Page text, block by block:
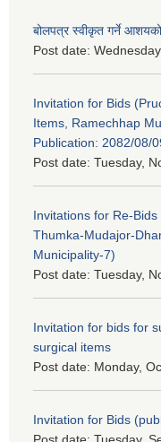
बोलपत्र स्वीकृत गर्ने
Post date:
Invitation for Bids
Items, Ramechhap
Publication: 2082/08/
Post date: Tuesday,
Invitations for Re-
Thumka-Mudajor-
Municipality-7)
Post date: Tuesday,
Invitation for bids for
surgical items
Post date: Monday,
Invitation for Bids
Post date: Tuesday,